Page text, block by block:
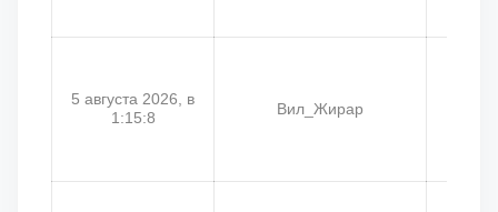
5 августа 2026, в
1:15:8
Вил_Жирар